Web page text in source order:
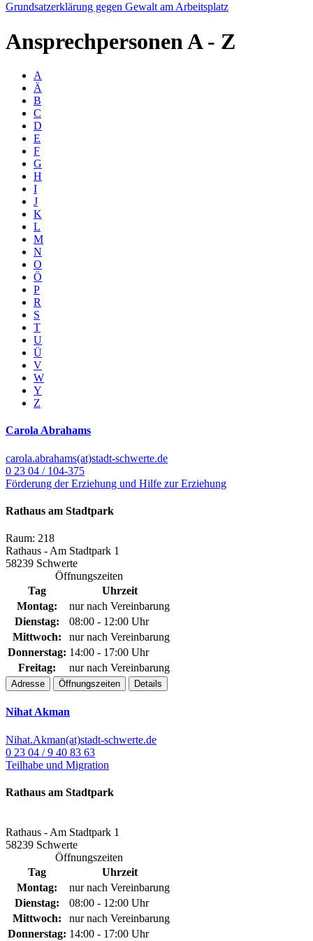
Grundsatzerklärung gegen Gewalt am Arbeitsplatz
AnsprechpersonenA - Z
A
Ä
B
C
D
E
F
G
H
I
J
K
L
M
N
O
Ö
P
R
S
T
U
Ü
V
W
Y
Z
Carola Abrahams
carola.abrahams(at)stadt-schwerte.de
0 23 04 / 104-375
Förderung der Erziehung und Hilfe zur Erziehung
Rathaus am Stadtpark
Raum: 218
Rathaus - Am Stadtpark 1
58239 Schwerte
Öffnungszeiten
Tag
Uhrzeit
Montag:
nur nach Vereinbarung
Dienstag:
08:00 - 12:00 Uhr
Mittwoch:
nur nach Vereinbarung
Donnerstag: 14:00 - 17:00 Uhr
Freitag:
nur nach Vereinbarung
Adresse Öffnungszeiten Details
Nihat Akman
Nihat.Akman(at)stadt-schwerte.de
0 23 04 / 9 40 83 63
Teilhabe und Migration
Rathaus am Stadtpark
Rathaus - Am Stadtpark 1
58239 Schwerte
Öffnungszeiten
Tag
Uhrzeit
Montag:
nur nach Vereinbarung
Dienstag:
08:00 - 12:00 Uhr
Mittwoch:
nur nach Vereinbarung
Donnerstag: 14:00 - 17:00 Uhr